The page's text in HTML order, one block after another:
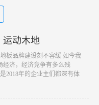
运动木地
板品牌建设刻不容缓 如今我
经济，经济竞争有多么残
2018年的企业主们都深有体